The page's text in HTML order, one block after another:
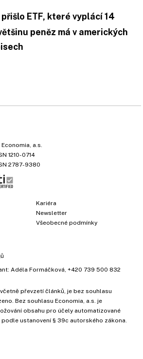
přišlo ETF, které vyplácí 14
peněz má v amerických
Economia, a.s.
1210-0714
2787-9380
Kariéra
Newsletter
Všeobecné podmínky
Adéla Formáčková +420 739 500 832
převzetí článků, je bez souhlasu
Bez souhlasu Economia, a.s. je
obsahu pro účely automatizované
ustanovení § 39c autorského zákona.